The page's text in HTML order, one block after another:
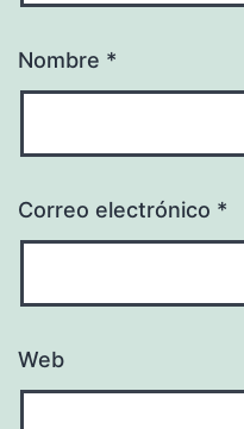
Nombre *
Correo electrónico *
Web